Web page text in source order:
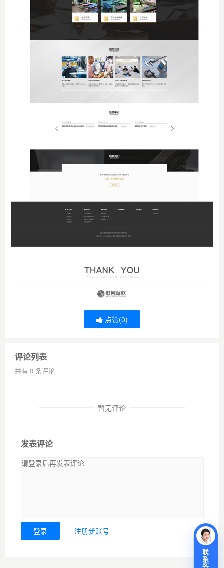
点赞(0)
评论列表
共有 0 条评论
暂无评论
发表评论
登录 注册新账号
联
系
客